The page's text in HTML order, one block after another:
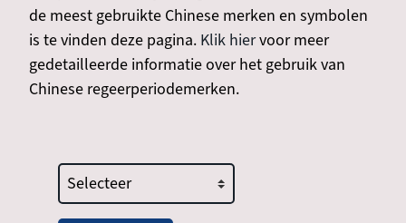
de meest gebruikte Chinese merken en symbolen
is te vinden deze pagina. Klik hiervoor meer
gedetailleerde informatie over het gebruik van
Chinese regeerperiodemerken.
type